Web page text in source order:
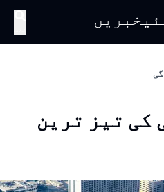
کی تیز ترین